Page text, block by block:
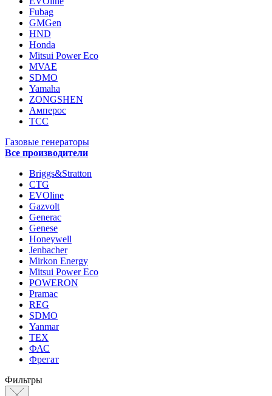
Fubag
GMGen
HND
Honda
Mitsui Power Eco
MVAE
SDMO
Yamaha
ZONGSHEN
Амперос
ТСС
Газовые генераторы
Все производители
Briggs&Stratton
CTG
EVOline
Gazvolt
Generac
Genese
Honeywell
Jenbacher
Mirkon Energy
Mitsui Power Eco
POWERON
Pramac
REG
SDMO
Yanmar
ТЕХ
ФАС
Фрегат
Фильтры